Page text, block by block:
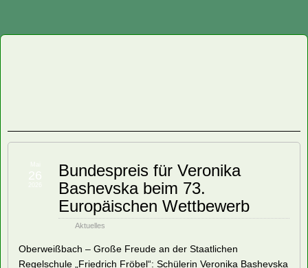
"Friedrich
Fröbel"
Oberweißbach
Bundespreis für Veronika
Bashevska beim 73.
Europäischen Wettbewerb
Aktuelles
26
Oberweißbach – Große Freude an der Staatlichen
Regelschule „Friedrich Fröbel“: Schülerin Veronika Bashevska